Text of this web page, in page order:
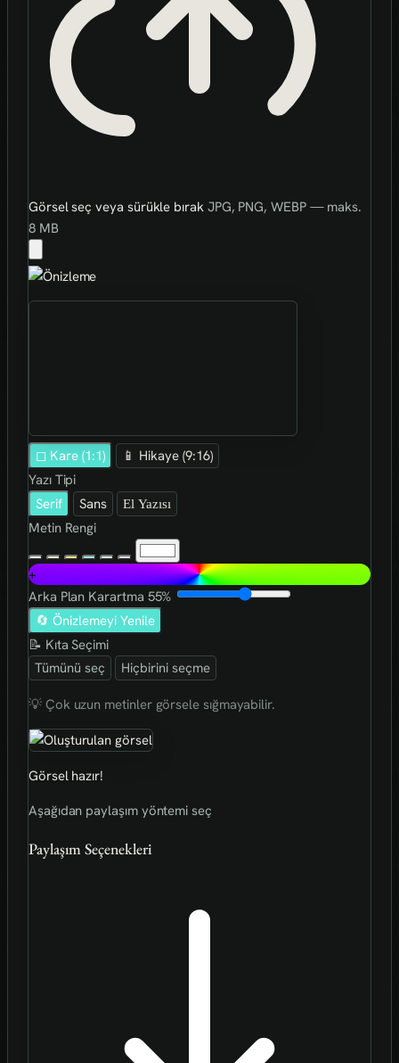
Görsel seç veya sürükle bırak JPG, PNG, WEBP — maks.
8 MB
◻ Kare (1:1)
📱 Hikaye (9:16)
Yazı Tipi
Serif
Sans El Yazısı
Metin Rengi
+
Arka Plan Karartma 55%
🔄 Önizlemeyi Yenile
📝 Kıta Seçimi
Tümünü seç
Hiçbirini seçme
💡 Çok uzun metinler görsele sığmayabilir.
Görsel hazır!
Aşağıdan paylaşım yöntemi seç
Paylaşım Seçenekleri